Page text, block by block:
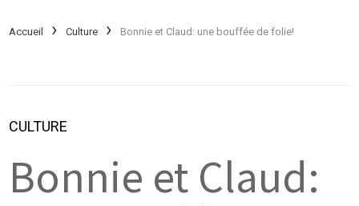
Accueil Culture Bonnie et Claud: une bouffée de folie!
CULTURE
Bonnie et Claud: